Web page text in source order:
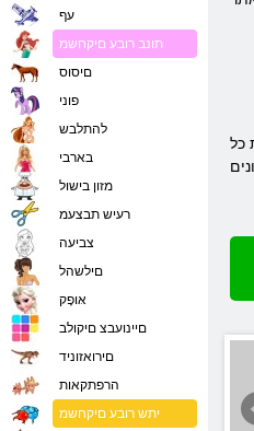
כל
עף
תונב רובע םיקחשמ
םיסוס
פוני
להתלבש
בארבי
מזון בישול
רעיש תבצעמ
צביעה
םילשהל
אּופָק
םיינועבצ םיקולב
םירואזוניד
הרפתקאות
יתש רובע םיקחשמ